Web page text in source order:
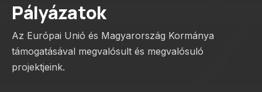
Pályázatok
Az Európai Unió és Magyarország Kormánya
támogatásával megvalósult és megvalósuló
projektjeink.